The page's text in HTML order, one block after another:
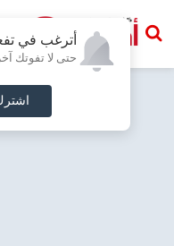
أترغب في
حتى لا تفوتك